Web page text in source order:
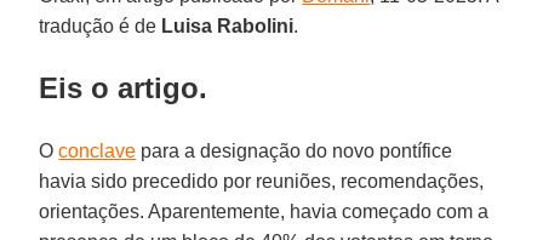
tradução é de Luisa Rabolini.
Eis o artigo.
Oconclave para a designação do novo pontífice
havia sido precedido por reuniões, recomendações,
orientações. Aparentemente, havia começado com a